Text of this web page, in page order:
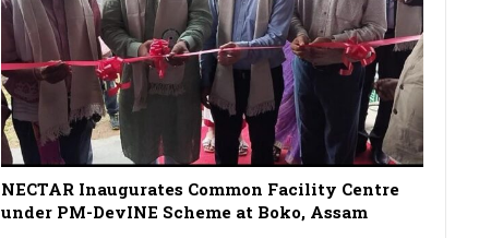
NECTAR Inaugurates Common Facility Centre
under PM-DevINE Scheme at Boko, Assam